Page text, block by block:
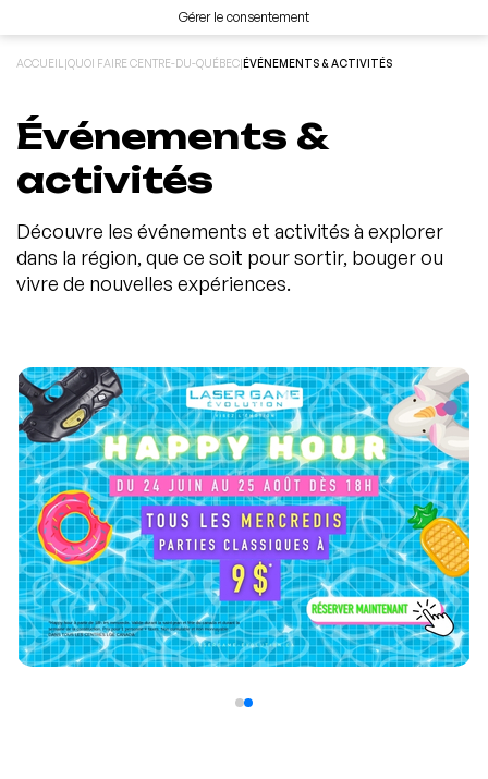
Gérer le consentement
ACCUEIL |QUOI FAIRE CENTRE-DU-QUÉBEC|ÉVÉNEMENTS & ACTIVITÉS
Événements &
activités
Découvre les événements et activités à explorer
dans la région, que ce soit pour sortir, bouger ou
vivre de nouvelles expériences.